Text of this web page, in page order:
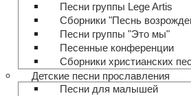
Песни группы Lege Artis
Сборники "Песнь
Песни группы "Это мы"
Песенные конференции
Сборники христианских
Детские песни прославления
Песни для малышей